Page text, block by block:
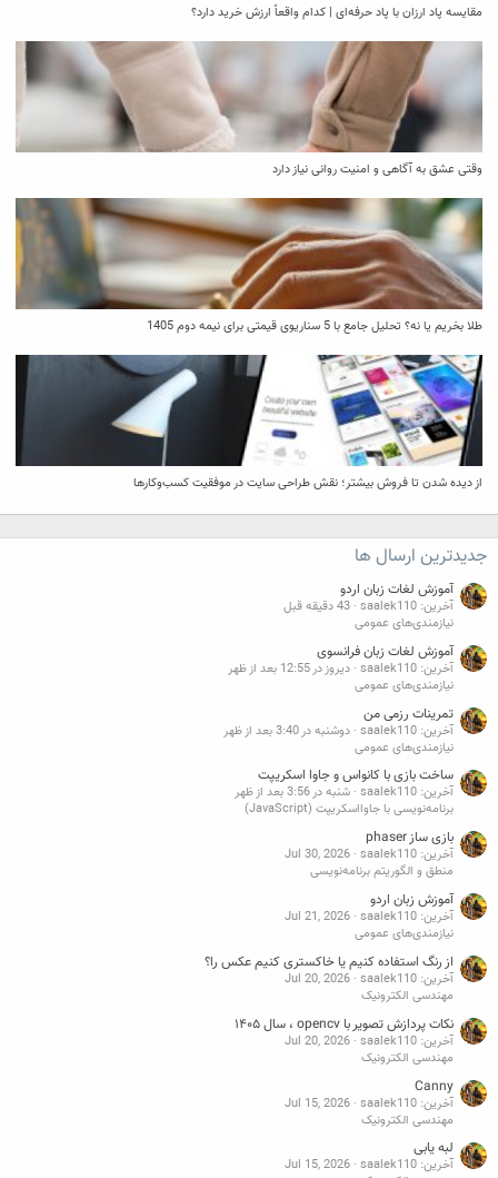
مقایسه پاد ارزان با پاد حرفه‌ای | کدام واقعاً ارزش خرید دارد؟
وقتی عشق به آگاهی و امنیت روانی نیاز دارد
طلا بخریم یا نه؟ تحلیل جامع با 5 سناریوی قیمتی برای نیمه دوم 1405
از دیده شدن تا فروش بیشتر؛ نقش طراحی سایت در موفقیت کسب‌وکارها
جدیدترین ارسال ها
آموزش لغات زبان اردو
آخرین: saalek110
43 دقیقه قبل
نیازمندی‌های عمومی
آموزش لغات زبان فرانسوی
آخرین: saalek110
دیروز در 12:55 بعد از ظهر
نیازمندی‌های عمومی
تمرینات رزمی من
آخرین: saalek110
دوشنبه در 3:40 بعد از ظهر
نیازمندی‌های عمومی
ساخت بازی با کانواس و جاوا اسکریپت
آخرین: saalek110
شنبه در 3:56 بعد از ظهر
برنامه‌نویسی با جاوااسکریپت (JavaScript)
بازی ساز phaser
آخرین: saalek110
Jul 30, 2026
منطق و الگوریتم برنامه‌نویسی
آموزش زبان اردو
آخرین: saalek110
Jul 21, 2026
نیازمندی‌های عمومی
از رنگ استفاده کنیم یا خاکستری کنیم عکس را؟
آخرین: saalek110
Jul 20, 2026
مهندسی الکترونیک
نکات پردازش تصویر با opencv ، سال ۱۴۰۵
آخرین: saalek110
Jul 20, 2026
مهندسی الکترونیک
Canny
آخرین: saalek110
Jul 15, 2026
مهندسی الکترونیک
لبه یابی
آخرین: saalek110
Jul 15, 2026